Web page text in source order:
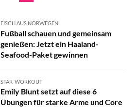
FISCH AUS NORWEGEN
Fußball schauen und gemeinsam
genießen: Jetzt ein Haaland-
Seafood-Paket gewinnen
STAR-WORKOUT
Emily Blunt setzt auf diese 6
Übungen für starke Arme und Core